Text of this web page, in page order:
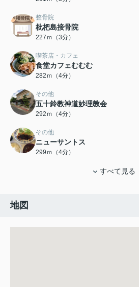
整骨院
枇杷島接骨院
227ｍ（3分）
喫茶店・カフェ
食堂カフェむむむ
282ｍ（4分）
その他
五十鈴教神道妙理教会
292ｍ（4分）
その他
ニューサントス
299ｍ（4分）
すべて見る
地図